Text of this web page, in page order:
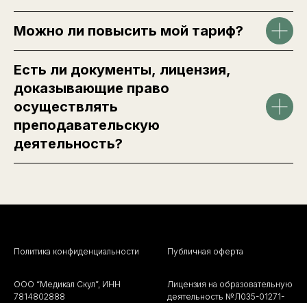
Можно ли повысить мой тариф?
Есть ли документы, лицензия,
доказывающие право
осуществлять
преподавательскую
деятельность?
Политика конфиденциальности Публичная оферта
ООО “Медикал Скул”, ИНН
7814802888
Лицензия на образовательную
деятельность №Л035-01271-